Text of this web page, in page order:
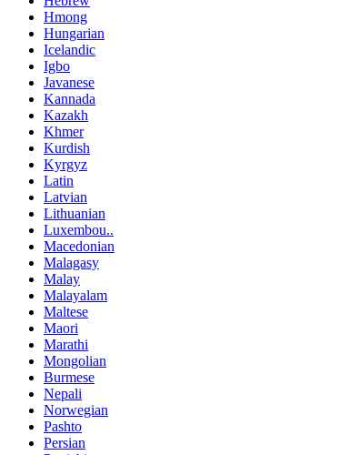
Hmong
Hungarian
Icelandic
Igbo
Javanese
Kannada
Kazakh
Khmer
Kurdish
Kyrgyz
Latin
Latvian
Lithuanian
Luxembou..
Macedonian
Malagasy
Malay
Malayalam
Maltese
Maori
Marathi
Mongolian
Burmese
Nepali
Norwegian
Pashto
Persian